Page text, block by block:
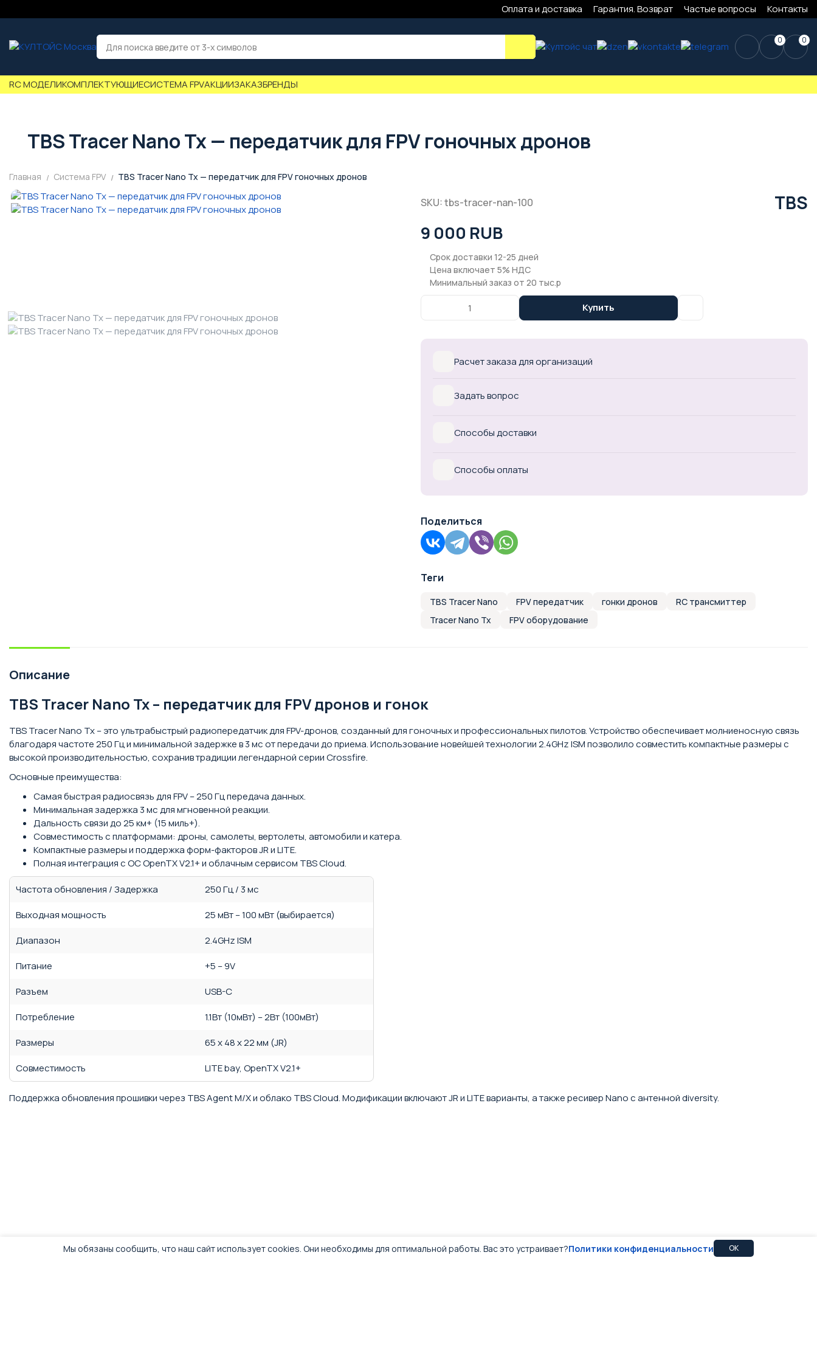
Оплата и доставка Гарантия. Возврат Частые вопросы Контакты
0 0
RC МОДЕЛИКОМПЛЕКТУЮЩИЕСИСТЕМА FPVАКЦИИЗАКАЗБРЕНДЫ
TBS Tracer Nano Tx — передатчик для FPV гоночных дронов
Главная Система FPV TBS Tracer Nano Tx — передатчик для FPV гоночных дронов
SKU: tbs-tracer-nan-100 TBS
9 000 RUB
Срок доставки 12-25 дней
Цена включает 5% НДС
Минимальный заказ от 20 тыс.р
Купить
Расчет заказа для организаций
Задать вопрос
Способы доставки
Способы оплаты
Поделиться
Теги
TBS Tracer Nano FPV передатчик гонки дронов
RC трансмиттер
Tracer Nano Tx
FPV оборудование
Описание
TBS Tracer Nano Tx – передатчик для FPV дронов и гонок
TBS Tracer Nano Tx – это ультрабыстрый радиопередатчик для FPV-дронов, созданный для гоночных и профессиональных пилотов. Устройство обеспечивает молниеносную связь
благодаря частоте 250 Гц и минимальной задержке в 3 мс от передачи до приема. Использование новейшей технологии 2.4GHz ISM позволило совместить компактные размеры с
высокой производительностью, сохранив традиции легендарной серии Crossfire.
Основные преимущества:
Самая быстрая радиосвязь для FPV – 250 Гц передача данных.
Минимальная задержка 3 мс для мгновенной реакции.
Дальность связи до 25 км+ (15 миль+).
Совместимость с платформами: дроны, самолеты, вертолеты, автомобили и катера.
Компактные размеры и поддержка форм-факторов JR и LITE.
Полная интеграция с ОС OpenTX V2.1+ и облачным сервисом TBS Cloud.
Частота обновления / Задержка
250 Гц / 3 мс
Выходная мощность
25 мВт – 100 мВт (выбирается)
Диапазон
2.4GHz ISM
Питание
+5 – 9V
Разъем
USB-C
Потребление
1.1Вт (10мВт) – 2Вт (100мВт)
Размеры
65 x 48 x 22 мм (JR)
Совместимость
LITE bay, OpenTX V2.1+
Поддержка обновления прошивки через TBS Agent M/X и облако TBS Cloud. Модификации включают JR и LITE варианты, а также ресивер Nano с антенной diversity.
Мы обязаны сообщить, что наш сайт использует cookies. Они необходимы для оптимальной работы. Вас это устраивает?Политики конфиденциальности OK